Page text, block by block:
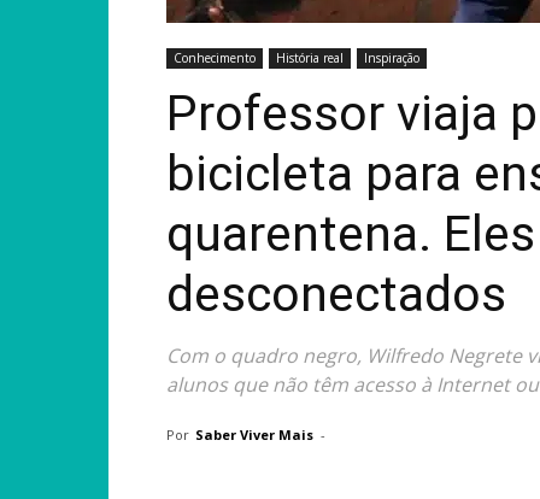
Conhecimento História real Inspiração
Professor viaja
bicicleta para
quarentena.
desconectados
Com o quadro negro, Wilfredo Negrete
alunos que não têm acesso à Internet
Por Saber Viver Mais -